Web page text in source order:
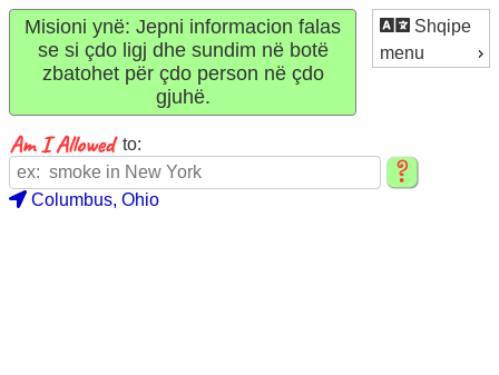
Shqipe
menu
Misioni ynë: Jepni informacion falas
se si çdo ligj dhe sundim në botë
zbatohet për çdo person në çdo
gjuhë.
to:
Columbus, Ohio